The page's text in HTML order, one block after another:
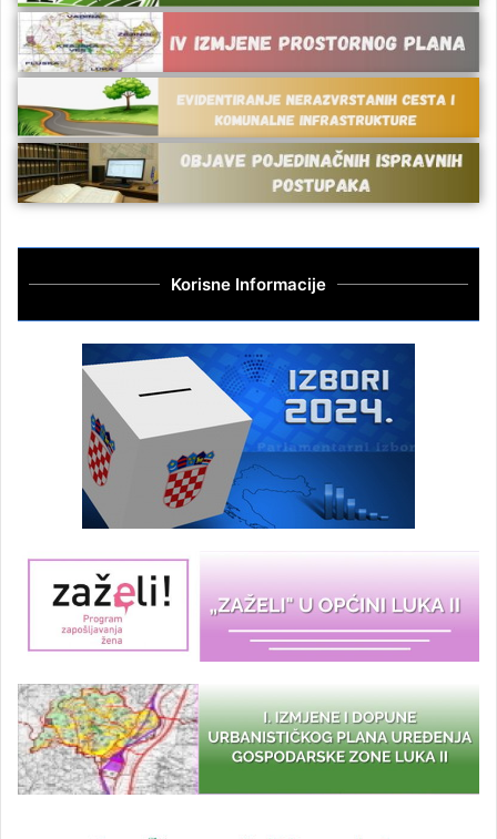
Korisne Informacije